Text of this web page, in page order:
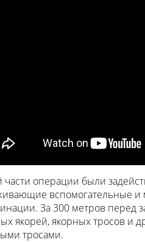
части операции были
вспомогательные и
За 300 метров перед
якорей, якорных тросов и
тросами.